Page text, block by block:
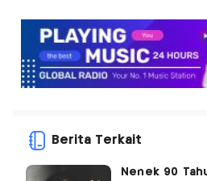
Berita Terkait
Nenek 90